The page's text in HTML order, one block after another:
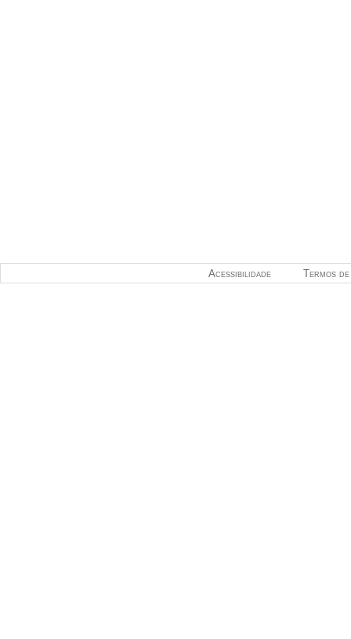
Termos
Acessibilidade